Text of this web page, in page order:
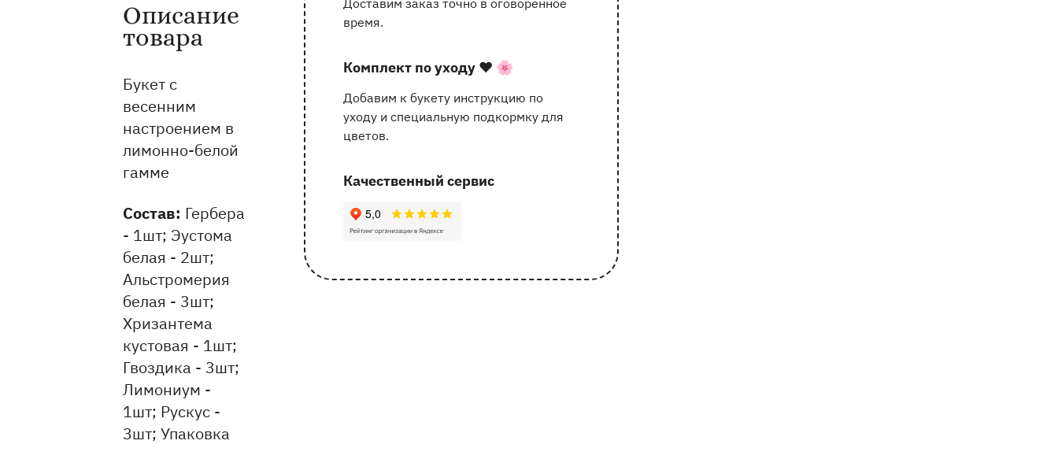
Доставим заказ точно в оговоренное
время.
Комплект по уходу ❤️ 🌸
Добавим к букету инструкцию по
уходу и специальную подкормку для
цветов.
Качественный сервис
162 отзыва с оценкой 5.0 ⭐
Информация о товаре и оказываемых услугах
Описание
товара
Букет с
весенним
настроением в
лимонно-белой
гамме
Состав: Гербера
- 1шт; Эустома
белая - 2шт;
Альстромерия
белая - 3шт;
Хризантема
кустовая - 1шт;
Гвоздика - 3шт;
Лимониум -
1шт; Рускус -
3шт; Упаковка